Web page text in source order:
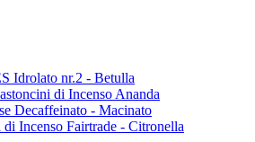
Idrolato nr.2 - Betulla
di Incenso Ananda
Decaffeinato - Macinato
Incenso Fairtrade - Citronella